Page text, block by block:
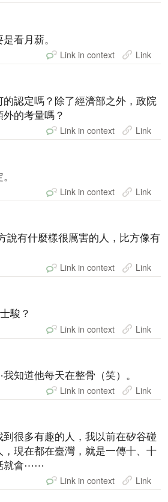
看月薪。
Link in context Link
認定嗎？除了經濟部之外，政院
的考量嗎？
Link in context Link
Link in context Link
說有什麼樣很厲害的人，比方像有
Link in context Link
駿？
Link in context Link
知道他每天在整骨（笑）。
Link in context Link
很多有趣的人，我以前在矽谷碰
現在都在臺灣，就是一傳十、十
就會⋯⋯
Link in context Link